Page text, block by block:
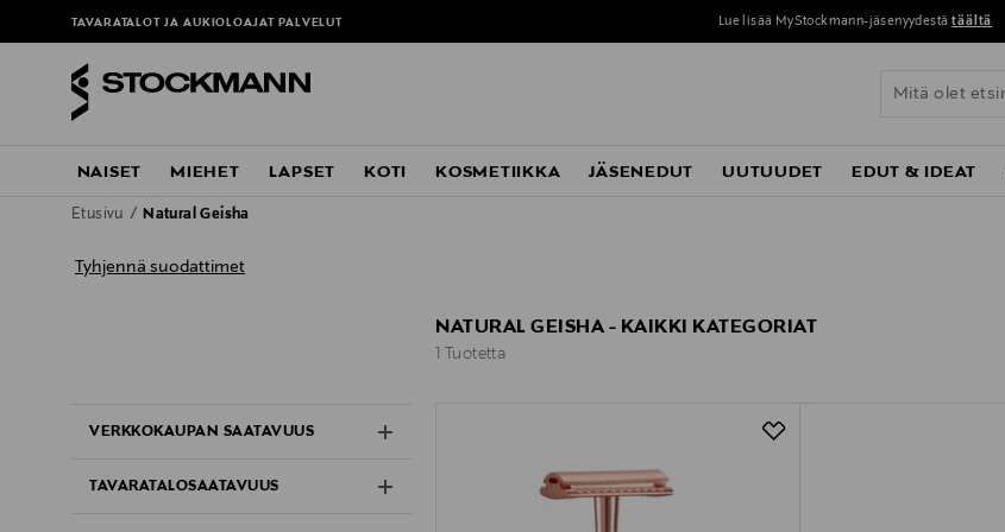
TAVARATALOT JA AUKIOLOAJAT PALVELUT Lue lisää MyStockmann-jäsenyydestä täältä
NAISET MIEHET LAPSET KOTI KOSMETIIKKA JÄSENEDUT UUTUUDET EDUT & IDEAT
Etusivu Natural Geisha
Tyhjennä suodattimet
VERKKOKAUPAN SAATAVUUS
TAVARATALOSAATAVUUS
NATURAL GEISHA - KAIKKI KATEGORIAT
1 Tuotetta